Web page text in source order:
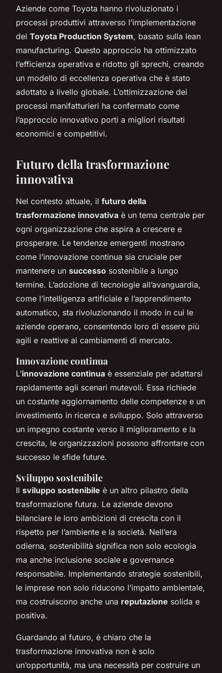
Aziende come Toyota hanno rivoluzionato i
processi produttivi attraverso l’implementazione
del Toyota Production System, basato sulla lean
manufacturing. Questo approccio ha ottimizzato
l’efficienza operativa e ridotto gli sprechi, creando
un modello di eccellenza operativa che è stato
adottato a livello globale. L’ottimizzazione dei
processi manifatturieri ha confermato come
l’approccio innovativo porti a migliori risultati
economici e competitivi.
Futuro della trasformazione
innovativa
Nel contesto attuale, il futuro della
trasformazione innovativa è un tema centrale per
ogni organizzazione che aspira a crescere e
prosperare. Le tendenze emergenti mostrano
come l’innovazione continua sia cruciale per
mantenere un successo sostenibile a lungo
termine. L’adozione di tecnologie all’avanguardia,
come l’intelligenza artificiale e l’apprendimento
automatico, sta rivoluzionando il modo in cui le
aziende operano, consentendo loro di essere più
agili e reattive ai cambiamenti di mercato.
Innovazione continua
L’innovazione continua è essenziale per adattarsi
rapidamente agli scenari mutevoli. Essa richiede
un costante aggiornamento delle competenze e un
investimento in ricerca e sviluppo. Solo attraverso
un impegno costante verso il miglioramento e la
crescita, le organizzazioni possono affrontare con
successo le sfide future.
Sviluppo sostenibile
Il sviluppo sostenibile è un altro pilastro della
trasformazione futura. Le aziende devono
bilanciare le loro ambizioni di crescita con il
rispetto per l’ambiente e la società. Nell’era
odierna, sostenibilità significa non solo ecologia
ma anche inclusione sociale e governance
responsabile. Implementando strategie sostenibili,
le imprese non solo riducono l’impatto ambientale,
ma costruiscono anche una reputazione solida e
positiva.
Guardando al futuro, è chiaro che la
trasformazione innovativa non è solo
un’opportunità, ma una necessità per costruire un